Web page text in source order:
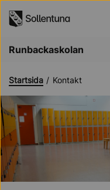
Runbackaskolan
Startsida Kontakt